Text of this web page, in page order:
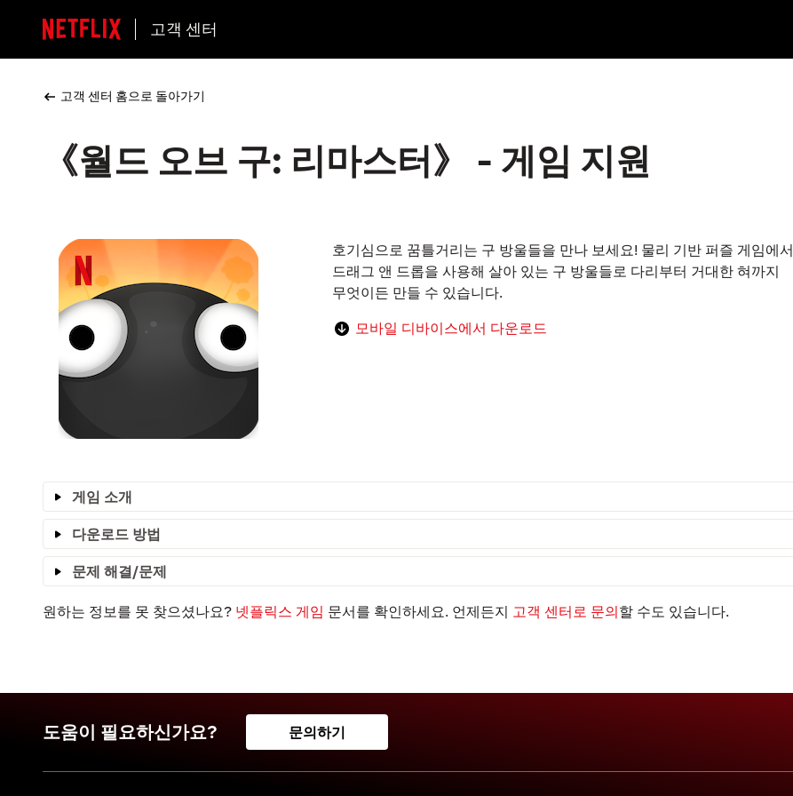
고객 센터
고객 센터 홈으로 돌아가기
《월드 오브 구: 리마스터》 - 게임 지원
호기심으로 꿈틀거리는 구 방울들을 만나 보세요! 물리 기반 퍼즐 게임에서
드래그 앤 드롭을 사용해 살아 있는 구 방울들로 다리부터 거대한 혀까지
무엇이든 만들 수 있습니다.
모바일 디바이스에서 다운로드
게임 소개
다운로드 방법
문제 해결/문제
원하는 정보를 못 찾으셨나요? 넷플릭스 게임 문서를 확인하세요. 언제든지 고객 센터로 문의할 수도 있습니다.
도움이 필요하신가요? 문의하기